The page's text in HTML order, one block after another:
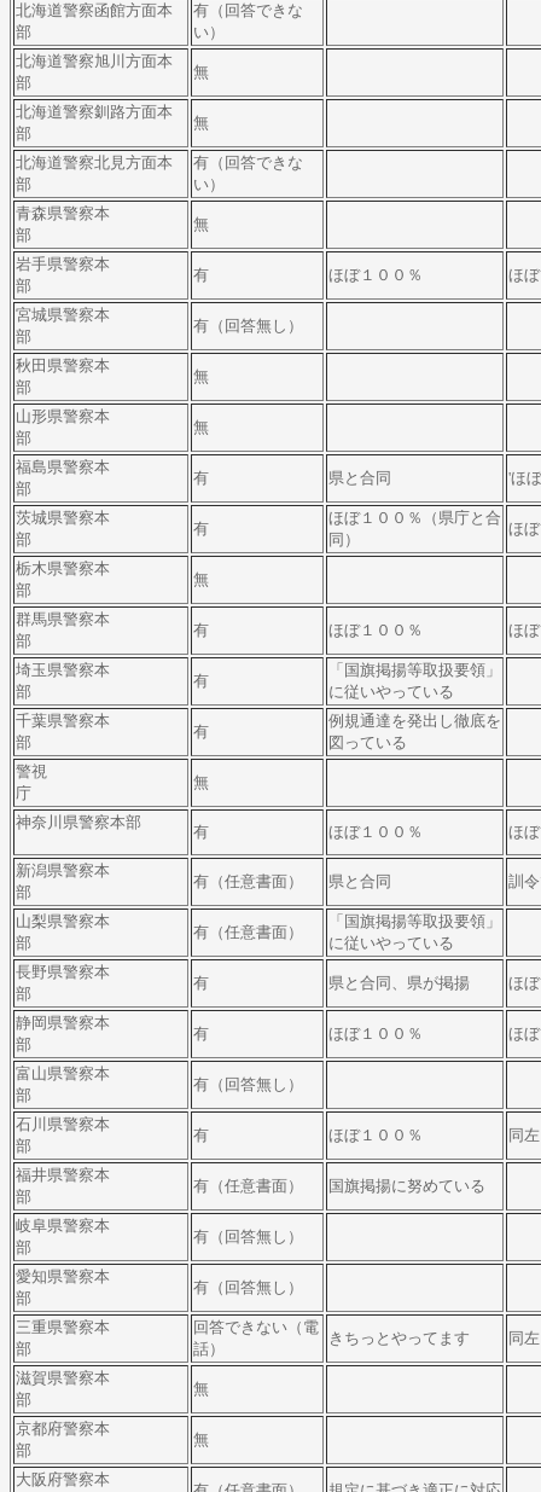
北海道警察函館方面本
部
有（回答できな
い）
北海道警察旭川方面本
部
無
北海道警察釧路方面本
部
無
北海道警察北見方面本
部
有（回答できな
い）
青森県警察本
部
無
岩手県警察本
部
有 ほぼ１００％ ほ
宮城県警察本
部
有（回答無し）
秋田県警察本
部
無
山形県警察本
部
無
福島県警察本
部
有 県と合同 'ほ
茨城県警察本
部
有
ほぼ１００％（県庁と合
同）
ほ
栃木県警察本
部
無
群馬県警察本
部
有 ほぼ１００％ ほ
埼玉県警察本
部
有
「国旗掲揚等取扱要領」
に従いやっている
千葉県警察本
部
有
例規通達を発出し徹底を
図っている
警視
庁
無
神奈川県警察本部
有 ほぼ１００％ ほ
新潟県警察本
部
有（任意書面） 県と合同 訓
山梨県警察本
部
有（任意書面）
「国旗掲揚等取扱要領」
に従いやっている
長野県警察本
部
有 県と合同、県が掲揚 ほ
静岡県警察本
部
有 ほぼ１００％ ほ
富山県警察本
部
有（回答無し）
石川県警察本
部
有 ほぼ１００％ 同左
福井県警察本
部
有（任意書面） 国旗掲揚に努めている
岐阜県警察本
部
有（回答無し）
愛知県警察本
部
有（回答無し）
三重県警察本
部
回答できない（電
話）
きちっとやってます 同左
滋賀県警察本
部
無
京都府警察本
部
無
大阪府警察本